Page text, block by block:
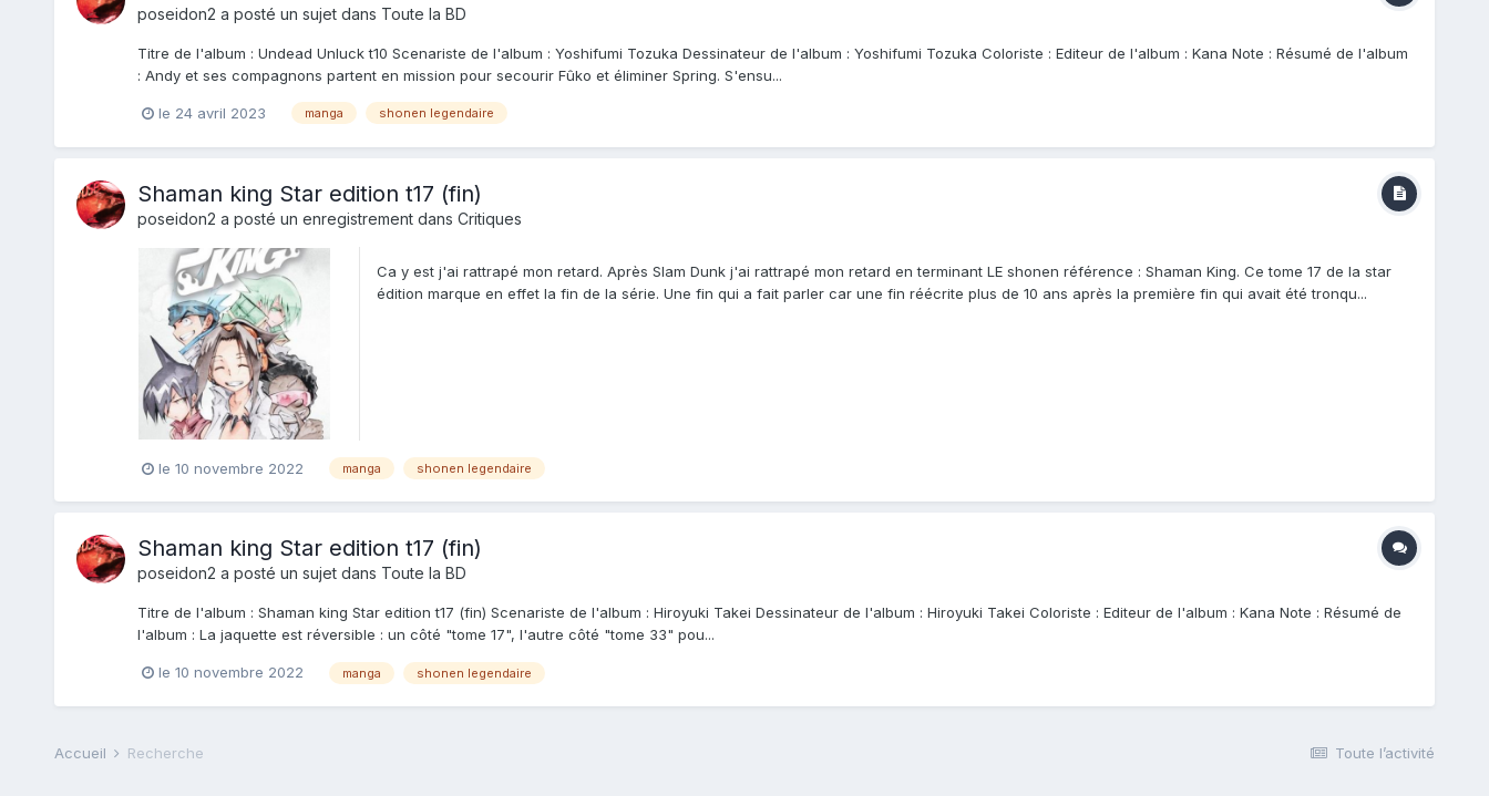
poseidon2 a posté un sujet dans Toute la BD
Titre de l'album : Undead Unluck t10 Scenariste de l'album : Yoshifumi Tozuka Dessinateur de l'album : Yoshifumi Tozuka Coloriste : Editeur de l'album : Kana Note : Résumé de l'album
: Andy et ses compagnons partent en mission pour secourir Fûko et éliminer Spring. S'ensu...
le 24 avril 2023 manga shonen legendaire
Shaman king Star edition t17 (fin)
poseidon2 a posté un enregistrement dans Critiques
Ca y est j'ai rattrapé mon retard. Après Slam Dunk j'ai rattrapé mon retard en terminant LE shonen référence : Shaman King. Ce tome 17 de la star
édition marque en effet la fin de la série. Une fin qui a fait parler car une fin réécrite plus de 10 ans après la première fin qui avait été tronqu...
le 10 novembre 2022 manga shonen legendaire
Shaman king Star edition t17 (fin)
poseidon2 a posté un sujet dans Toute la BD
Titre de l'album : Shaman king Star edition t17 (fin) Scenariste de l'album : Hiroyuki Takei Dessinateur de l'album : Hiroyuki Takei Coloriste : Editeur de l'album : Kana Note : Résumé de
l'album : La jaquette est réversible : un côté "tome 17", l'autre côté "tome 33" pou...
le 10 novembre 2022 manga shonen legendaire
Toute l’activité
Accueil Recherche